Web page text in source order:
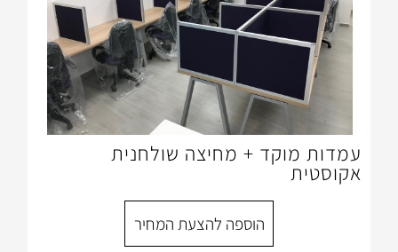
+ מחיצה שולחנית
הוספה להצעת המחיר